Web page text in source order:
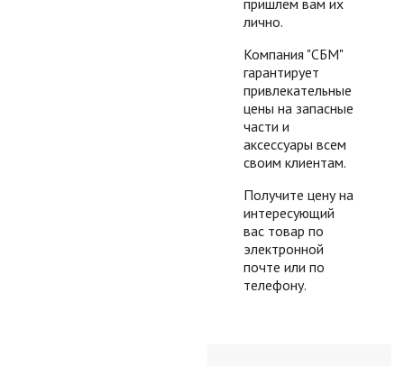
лично.
Компания "СБМ"
гарантирует
привлекательные
цены на запасные
части и
аксессуары всем
своим клиентам.
Получите цену на
интересующий
вас товар по
электронной
почте или по
телефону.